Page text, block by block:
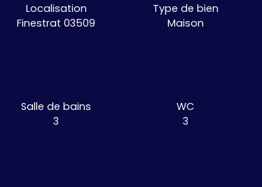
Localisation
Finestrat 03509
Type de bien
Maison
Salle de bains
3
WC
3